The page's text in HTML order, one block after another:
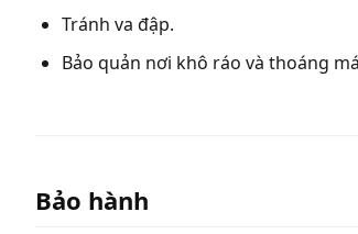
Tránh va đập.
Bảo quản nơi khô ráo và thoáng
Bảo hành